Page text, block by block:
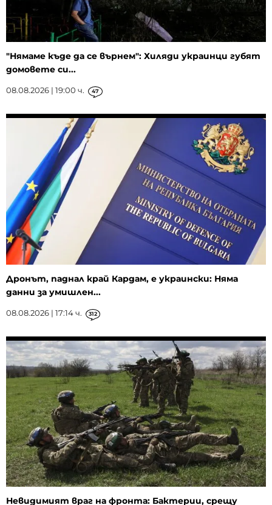
"Нямаме къде да се върнем": Хиляди украинци губят
домовете си...
08.08.2026 | 19:00 ч. 47
Дронът, паднал край Кардам, е украински: Няма
данни за умишлен...
08.08.2026 | 17:14 ч. 312
Невидимият враг на фронта: Бактерии, срещу